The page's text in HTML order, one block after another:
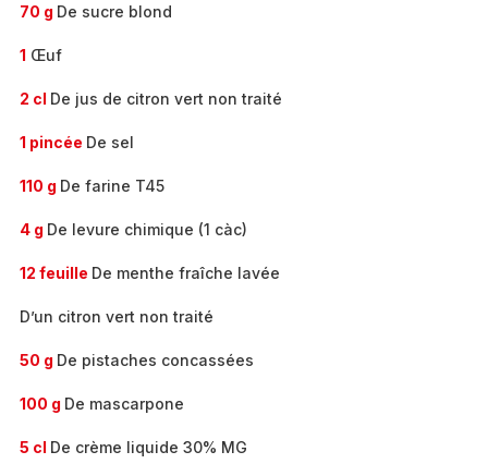
70 g De sucre blond
1 Œuf
2 cl De jus de citron vert non traité
1 pincée De sel
110 g De farine T45
4 g De levure chimique (1 càc)
12 feuille De menthe fraîche lavée
D’un citron vert non traité
50 g De pistaches concassées
100 g De mascarpone
5 cl De crème liquide 30% MG